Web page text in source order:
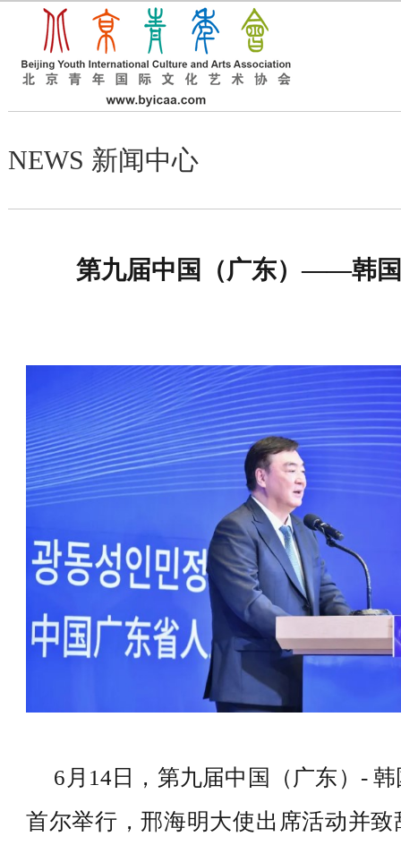
NEWS 新闻中心
第九届中国（广东）——韩
6月14日，第九届中国（广东）- 韩
首尔举行，邢海明大使出席活动并